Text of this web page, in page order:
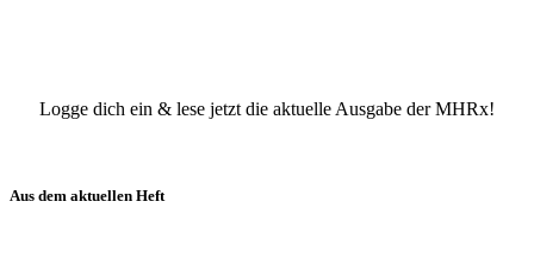
Logge dich ein & lese jetzt die aktuelle Ausgabe der MHRx!
Aus dem aktuellen Heft